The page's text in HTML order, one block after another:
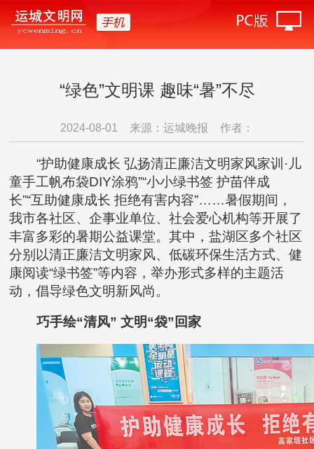
“绿色”文明课 趣味“暑”不尽
2024-08-01 来源：运城晚报 作者：
“护助健康成长 弘扬清正廉洁文明家风家训·儿
童手工帆布袋DIY涂鸦”“小小绿书签 护苗伴成
长”“互助健康成长 拒绝有害内容”……暑假期间，
我市各社区、企事业单位、社会爱心机构等开展了
丰富多彩的暑期公益课堂。其中，盐湖区多个社区
分别以清正廉洁文明家风、低碳环保生活方式、健
康阅读“绿书签”等内容，举办形式多样的主题活
动，倡导绿色文明新风尚。
巧手绘“清风” 文明“袋”回家